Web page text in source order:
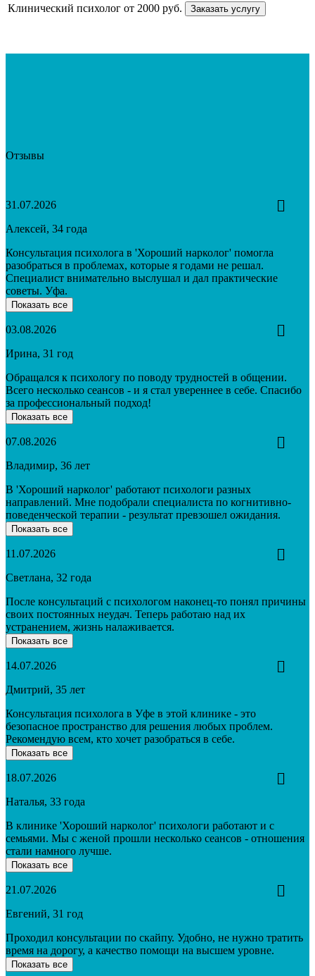
Клинический психолог от 2000 руб. Заказать услугу
Отзывы
31.07.2026
Алексей, 34 года
Консультация психолога в 'Хороший нарколог' помогла
разобраться в проблемах, которые я годами не решал.
Специалист внимательно выслушал и дал практические
советы. Уфа.
Показать все
03.08.2026
Ирина, 31 год
Обращался к психологу по поводу трудностей в общении.
Всего несколько сеансов - и я стал увереннее в себе. Спасибо
за профессиональный подход!
Показать все
07.08.2026
Владимир, 36 лет
В 'Хороший нарколог' работают психологи разных
направлений. Мне подобрали специалиста по когнитивно-
поведенческой терапии - результат превзошел ожидания.
Показать все
11.07.2026
Светлана, 32 года
После консультаций с психологом наконец-то понял причины
своих постоянных неудач. Теперь работаю над их
устранением, жизнь налаживается.
Показать все
14.07.2026
Дмитрий, 35 лет
Консультация психолога в Уфе в этой клинике - это
безопасное пространство для решения любых проблем.
Рекомендую всем, кто хочет разобраться в себе.
Показать все
18.07.2026
Наталья, 33 года
В клинике 'Хороший нарколог' психологи работают и с
семьями. Мы с женой прошли несколько сеансов - отношения
стали намного лучше.
Показать все
21.07.2026
Евгений, 31 год
Проходил консультации по скайпу. Удобно, не нужно тратить
время на дорогу, а качество помощи на высшем уровне.
Показать все